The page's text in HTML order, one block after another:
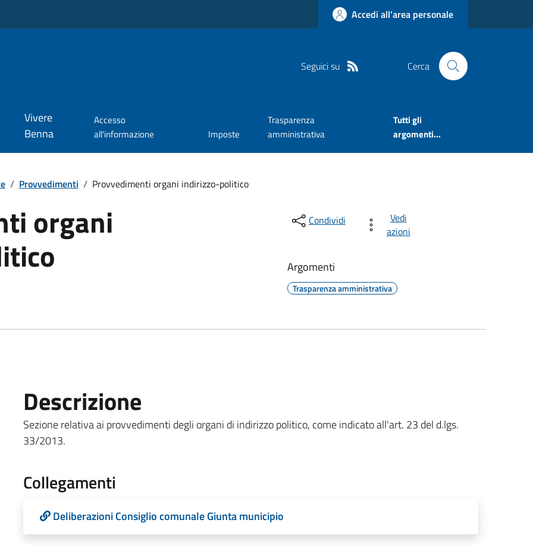
Accedi all'area personale
Seguici su Cerca
Vivere
Benna
Accesso
all'informazione
Imposte
Trasparenza
amministrativa
Tutti gli
argomenti...
/ Provvedimenti / Provvedimenti organi indirizzo-politico
organi Condividi
Vedi
azioni
Argomenti
Trasparenza amministrativa
Descrizione
Sezione relativa ai provvedimenti degli organi di indirizzo politico, come indicato all'art. 23 del d.lgs.
33/2013.
Collegamenti
Deliberazioni Consiglio comunale Giunta municipio